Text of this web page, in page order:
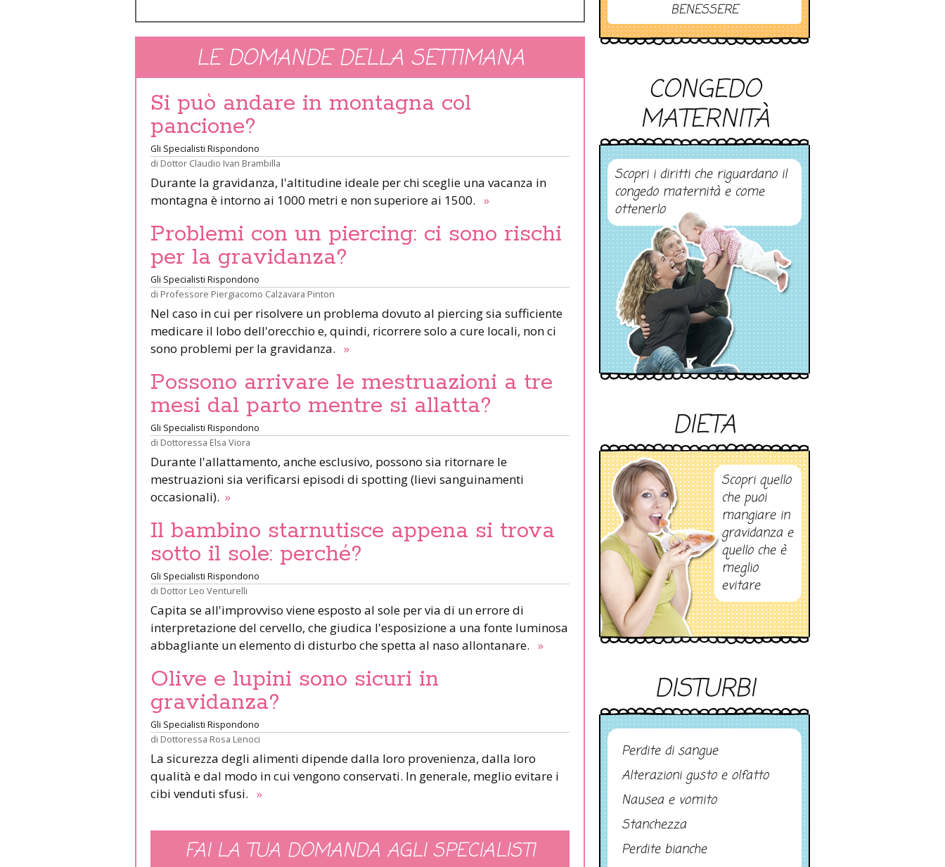
LE DOMANDE DELLA SETTIMANA
Si può andare in montagna col
pancione?
Gli Specialisti Rispondono
di Dottor Claudio Ivan Brambilla
Durante la gravidanza, l'altitudine ideale per chi sceglie una vacanza in
montagna è intorno ai 1000 metri e non superiore ai 1500. »
Problemi con un piercing: ci sono rischi
per la gravidanza?
Gli Specialisti Rispondono
di Professore Piergiacomo Calzavara Pinton
Nel caso in cui per risolvere un problema dovuto al piercing sia sufficiente
medicare il lobo dell'orecchio e, quindi, ricorrere solo a cure locali, non ci
sono problemi per la gravidanza. »
Possono arrivare le mestruazioni a tre
mesi dal parto mentre si allatta?
Gli Specialisti Rispondono
di Dottoressa Elsa Viora
Durante l'allattamento, anche esclusivo, possono sia ritornare le
mestruazioni sia verificarsi episodi di spotting (lievi sanguinamenti
occasionali). »
Il bambino starnutisce appena si trova
sotto il sole: perché?
Gli Specialisti Rispondono
di Dottor Leo Venturelli
Capita se all'improvviso viene esposto al sole per via di un errore di
interpretazione del cervello, che giudica l'esposizione a una fonte luminosa
abbagliante un elemento di disturbo che spetta al naso allontanare. »
Olive e lupini sono sicuri in
gravidanza?
Gli Specialisti Rispondono
di Dottoressa Rosa Lenoci
La sicurezza degli alimenti dipende dalla loro provenienza, dalla loro
qualità e dal modo in cui vengono conservati. In generale, meglio evitare i
cibi venduti sfusi. »
FAI LA TUA DOMANDA AGLI SPECIALISTI
BENESSERE
CONGEDO
MATERNITÀ
Scopri i diritti che riguardano il
congedo maternità e come
ottenerlo
DIETA
Scopri quello
che puoi
mangiare in
gravidanza e
quello che è
meglio
evitare
DISTURBI
Perdite di sangue
Alterazioni gusto e olfatto
Nausea e vomito
Stanchezza
Perdite bianche